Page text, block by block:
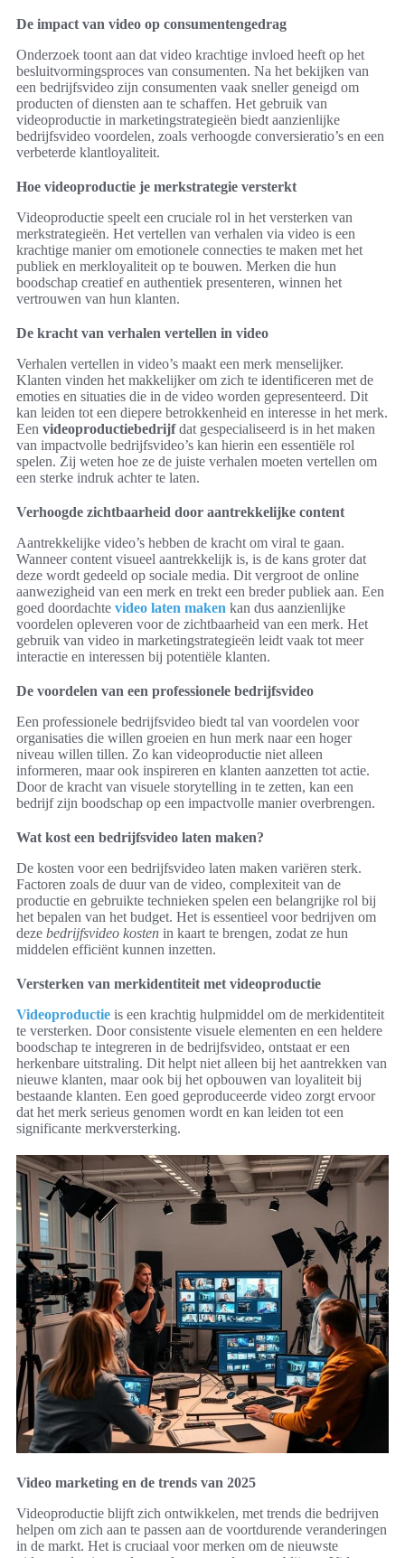
De impact van video op consumentengedrag
Onderzoek toont aan dat video krachtige invloed heeft op het
besluitvormingsproces van consumenten. Na het bekijken van
een bedrijfsvideo zijn consumenten vaak sneller geneigd om
producten of diensten aan te schaffen. Het gebruik van
videoproductie in marketingstrategieën biedt aanzienlijke
bedrijfsvideo voordelen, zoals verhoogde conversieratio’s en een
verbeterde klantloyaliteit.
Hoe videoproductie je merkstrategie versterkt
Videoproductie speelt een cruciale rol in het versterken van
merkstrategieën. Het vertellen van verhalen via video is een
krachtige manier om emotionele connecties te maken met het
publiek en merkloyaliteit op te bouwen. Merken die hun
boodschap creatief en authentiek presenteren, winnen het
vertrouwen van hun klanten.
De kracht van verhalen vertellen in video
Verhalen vertellen in video’s maakt een merk menselijker.
Klanten vinden het makkelijker om zich te identificeren met de
emoties en situaties die in de video worden gepresenteerd. Dit
kan leiden tot een diepere betrokkenheid en interesse in het merk.
Een videoproductiebedrijfdat gespecialiseerd is in het maken
van impactvolle bedrijfsvideo’s kan hierin een essentiële rol
spelen. Zij weten hoe ze de juiste verhalen moeten vertellen om
een sterke indruk achter te laten.
Verhoogde zichtbaarheid door aantrekkelijke content
Aantrekkelijke video’s hebben de kracht om viral te gaan.
Wanneer content visueel aantrekkelijk is, is de kans groter dat
deze wordt gedeeld op sociale media. Dit vergroot de online
aanwezigheid van een merk en trekt een breder publiek aan. Een
goed doordachte video laten maken kan dus aanzienlijke
voordelen opleveren voor de zichtbaarheid van een merk. Het
gebruik van video in marketingstrategieën leidt vaak tot meer
interactie en interessen bij potentiële klanten.
De voordelen van een professionele bedrijfsvideo
Een professionele bedrijfsvideo biedt tal van voordelen voor
organisaties die willen groeien en hun merk naar een hoger
niveau willen tillen. Zo kan videoproductie niet alleen
informeren, maar ook inspireren en klanten aanzetten tot actie.
Door de kracht van visuele storytelling in te zetten, kan een
bedrijf zijn boodschap op een impactvolle manier overbrengen.
Wat kost een bedrijfsvideo laten maken?
De kosten voor een bedrijfsvideo laten maken variëren sterk.
Factoren zoals de duur van de video, complexiteit van de
productie en gebruikte technieken spelen een belangrijke rol bij
het bepalen van het budget. Het is essentieel voor bedrijven om
deze bedrijfsvideo kosten in kaart te brengen, zodat ze hun
middelen efficiënt kunnen inzetten.
Versterken van merkidentiteit met videoproductie
Videoproductie is een krachtig hulpmiddel om de merkidentiteit
te versterken. Door consistente visuele elementen en een heldere
boodschap te integreren in de bedrijfsvideo, ontstaat er een
herkenbare uitstraling. Dit helpt niet alleen bij het aantrekken van
nieuwe klanten, maar ook bij het opbouwen van loyaliteit bij
bestaande klanten. Een goed geproduceerde video zorgt ervoor
dat het merk serieus genomen wordt en kan leiden tot een
significante merkversterking.
Video marketing en de trends van 2025
Videoproductie blijft zich ontwikkelen, met trends die bedrijven
helpen om zich aan te passen aan de voortdurende veranderingen
in de markt. Het is cruciaal voor merken om de nieuwste